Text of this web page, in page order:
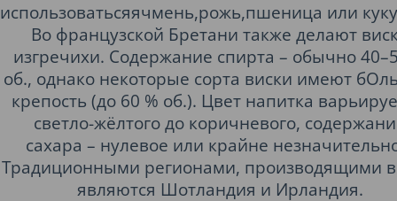
использоватьсяячмень,рожь,пшеница или
Во французской Бретани также делают
изгречихи. Содержание спирта – обычно
об., однако некоторые сорта виски имеют
крепость (до 60 % об.). Цвет напитка
светло-жёлтого до коричневого,
сахара – нулевое или крайне
Традиционными регионами, производящими
являются Шотландия и Ирландия.